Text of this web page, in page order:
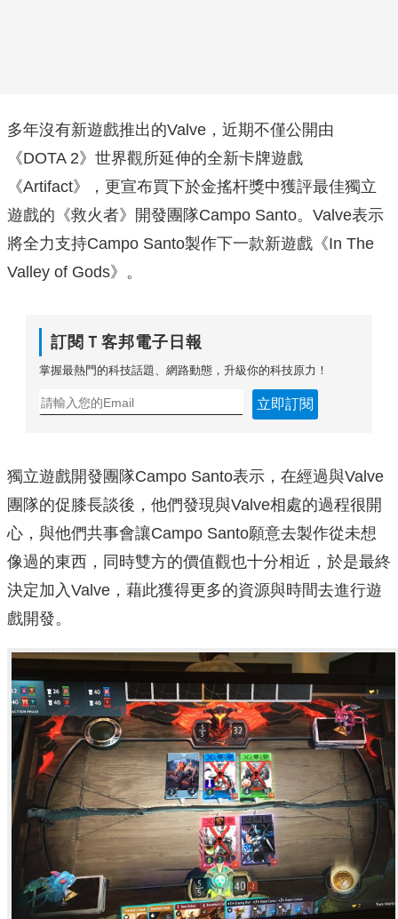
多年沒有新遊戲推出的Valve，近期不僅公開由
《DOTA 2》世界觀所延伸的全新卡牌遊戲
《Artifact》，更宣布買下於金搖杆獎中獲評最佳獨立
遊戲的《救火者》開發團隊Campo Santo。Valve表示
將全力支持Campo Santo製作下一款新遊戲《In The
Valley of Gods》。
訂閱Ｔ客邦電子日報
掌握最熱門的科技話題、網路動態，升級你的科技原力！
立即訂閱
獨立遊戲開發團隊Campo Santo表示，在經過與Valve
團隊的促膝長談後，他們發現與Valve相處的過程很開
心，與他們共事會讓Campo Santo願意去製作從未想
像過的東西，同時雙方的價值觀也十分相近，於是最終
決定加入Valve，藉此獲得更多的資源與時間去進行遊
戲開發。